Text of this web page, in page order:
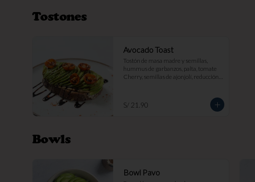
Tostones
Avocado Toast
Tostón de masa madre y semillas,
hummus de garbanzos, palta, tomate
Cherry, semillas de ajonjolí, reducción
S/ 21.90
Bowls
Bowl Pavo